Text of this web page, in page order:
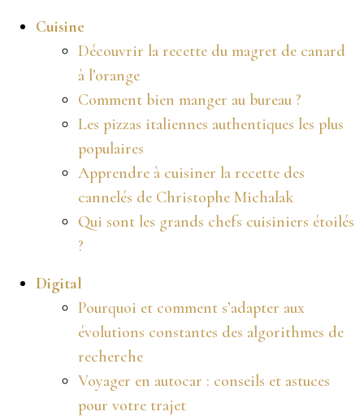
Cuisine
Découvrir la recette du magret de canard
à l’orange
Comment bien manger au bureau ?
Les pizzas italiennes authentiques les plus
populaires
Apprendre à cuisiner la recette des
cannelés de Christophe Michalak
Qui sont les grands chefs cuisiniers étoilés
?
Digital
Pourquoi et comment s’adapter aux
évolutions constantes des algorithmes de
recherche
Voyager en autocar : conseils et astuces
pour votre trajet